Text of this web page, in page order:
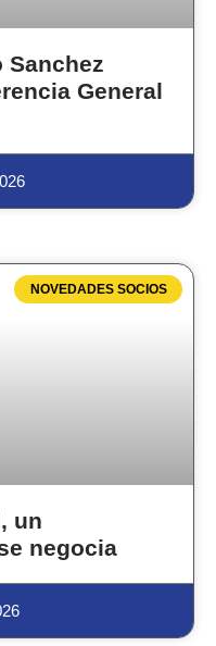
Sanchez
General
NOVEDADES SOCIOS
un
negocia